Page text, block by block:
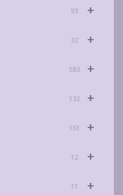
+
93
+
32
+
583
+
132
+
151
+
12
+
11